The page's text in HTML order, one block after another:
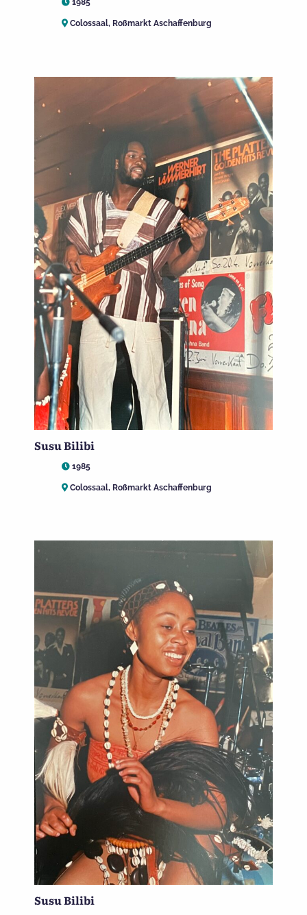
1985
Colossaal, Roßmarkt Aschaffenburg
Susu Bilibi
1985
Colossaal, Roßmarkt Aschaffenburg
Susu Bilibi